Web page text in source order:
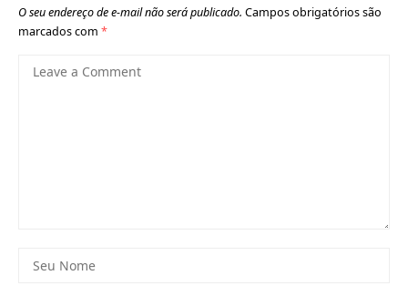
O seu endereço de e-mail não será publicado. Campos obrigatórios são
marcados com *